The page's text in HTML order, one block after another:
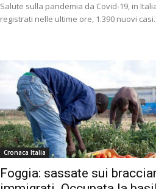
Salute sulla pandemia da Covid-19, in
registrati nelle ultime ore, 1.390 nuovi
Cronaca Italia
Foggia: sassate sui